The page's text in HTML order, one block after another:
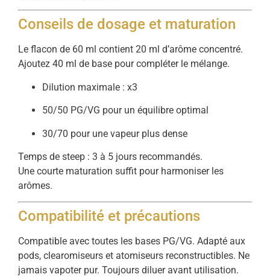
Conseils de dosage et maturation
Le flacon de 60 ml contient 20 ml d’arôme concentré.
Ajoutez 40 ml de base pour compléter le mélange.
Dilution maximale : x3
50/50 PG/VG pour un équilibre optimal
30/70 pour une vapeur plus dense
Temps de steep : 3 à 5 jours recommandés.
Une courte maturation suffit pour harmoniser les
arômes.
Compatibilité et précautions
Compatible avec toutes les bases PG/VG. Adapté aux
pods, clearomiseurs et atomiseurs reconstructibles. Ne
jamais vapoter pur. Toujours diluer avant utilisation.